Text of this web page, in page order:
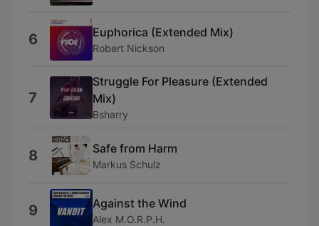
6 Euphorica (Extended Mix)
Robert Nickson
7
Struggle For Pleasure (Extended
Mix)
Bsharry
8 Safe from Harm
Markus Schulz
9 Against the Wind
Alex M.O.R.P.H.